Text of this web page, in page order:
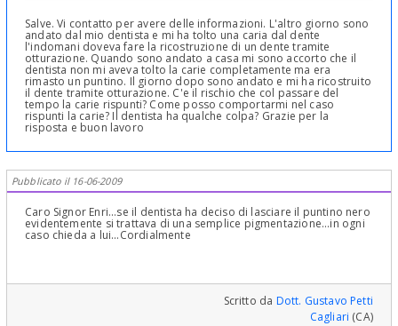
Salve. Vi contatto per avere delle informazioni. L'altro giorno sono
andato dal mio dentista e mi ha tolto una caria dal dente
l'indomani doveva fare la ricostruzione di un dente tramite
otturazione. Quando sono andato a casa mi sono accorto che il
dentista non mi aveva tolto la carie completamente ma era
rimasto un puntino. Il giorno dopo sono andato e mi ha ricostruito
il dente tramite otturazione. C'e il rischio che col passare del
tempo la carie rispunti? Come posso comportarmi nel caso
rispunti la carie? Il dentista ha qualche colpa? Grazie per la
risposta e buon lavoro
Pubblicato il 16-06-2009
Caro Signor Enri...se il dentista ha deciso di lasciare il puntino nero
evidentemente si trattava di una semplice pigmentazione...in ogni
caso chieda a lui...Cordialmente
Scritto da Dott. Gustavo Petti
Cagliari (CA)